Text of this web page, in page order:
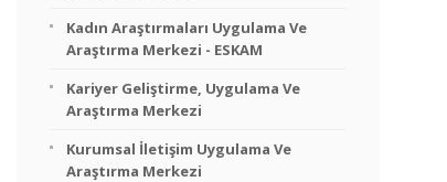
Kadın Araştırmaları Uygulama Ve
Araştırma Merkezi - ESKAM
Kariyer Geliştirme, Uygulama Ve
Araştırma Merkezi
Kurumsal İletişim Uygulama Ve
Araştırma Merkezi